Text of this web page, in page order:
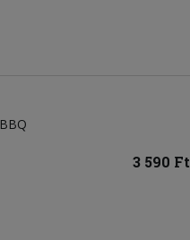
BBQ
3 590 Ft